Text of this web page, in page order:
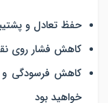
حفظ تعادل و
کاهش فشار روی
کاهش فرسودگی و
خواهید بود